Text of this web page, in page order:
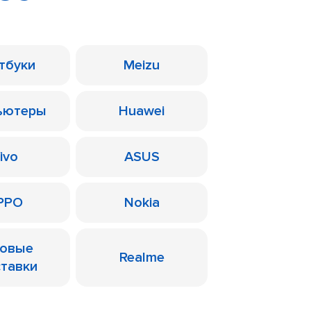
Meizu
Huawei
ASUS
Nokia
Realme